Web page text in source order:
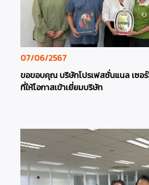
07/06/2567
ขอขอบคุณ บริษัทโปรเฟสชั่นแนล เซอ
ที่ให้โอกาสเข้าเยี่ยมบริษัท